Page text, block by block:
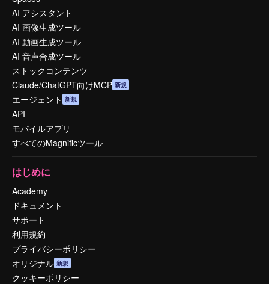
AI アシスタント
AI 画像生成ツール
AI 動画生成ツール
AI 音声合成ツール
ストックコンテンツ
Claude/ChatGPT向けMCP 新規
エージェント 新規
API
モバイルアプリ
すべてのMagnificツール
はじめに
Academy
ドキュメント
サポート
利用規約
プライバシーポリシー
オリジナル 新規
クッキーポリシー